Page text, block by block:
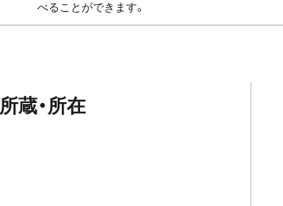
べることができます。
所蔵・所在